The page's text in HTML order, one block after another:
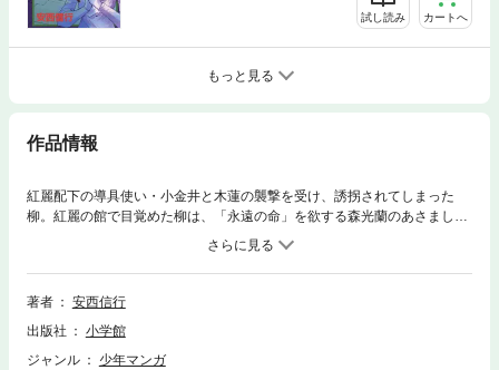
試し読み カートへ
もっと見る
作品情報
紅麗配下の導具使い・小金井と木蓮の襲撃を受け、誘拐されてしまった
柳。紅麗の館で目覚めた柳は、「永遠の命」を欲する森光蘭のあさましい
陰謀を知ることになる。なんでも、森光蘭は「柳の治癒能力に『永遠の
命』へのヒントがある」と考えているらしいのだ。一方、病院のソファで
目覚めた烈火は、柳が誘拐されたことに気づいて…！？
著者
安西信行
出版社
小学館
ジャンル
少年マンガ